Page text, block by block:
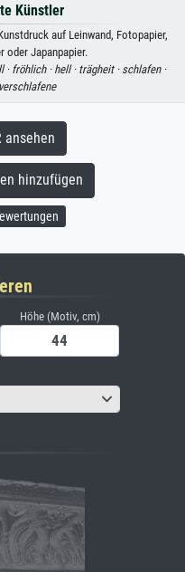
Künstler
auf Leinwand, Fotopapier,
oder Japanpapier.
· fröhlich · hell · trägheit · schlafen ·
verschlafene
ansehen
hinzufügen
Höhe (Motiv, cm)